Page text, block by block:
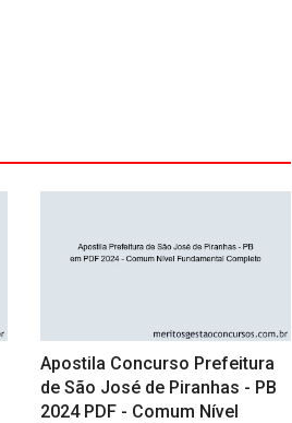
Apostila Concurso Prefeitura
de São José de Piranhas - PB
2024 PDF - Comum Nível